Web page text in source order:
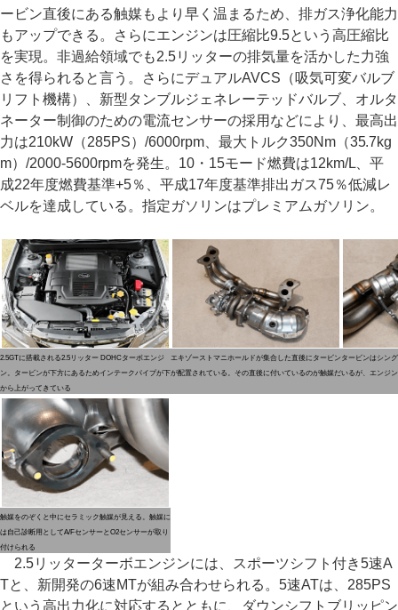
ービン直後にある触媒もより早く温まるため、排ガス浄化能力
もアップできる。さらにエンジンは圧縮比9.5という高圧縮比
を実現。非過給領域でも2.5リッターの排気量を活かした力強
さを得られると言う。さらにデュアルAVCS（吸気可変バルブ
リフト機構）、新型タンブルジェネレーテッドバルブ、オルタ
ネーター制御のための電流センサーの採用などにより、最高出
力は210kW（285PS）/6000rpm、最大トルク350Nm（35.7kg
m）/2000-5600rpmを発生。10・15モード燃費は12km/L、平
成22年度燃費基準+5％、平成17年度基準排出ガス75％低減レ
ベルを達成している。指定ガソリンはプレミアムガソリン。
2.5GTに搭載される2.5リッター DOHCターボエンジ
ン。タービンが下方にあるためインテークパイプが下
から上がってきている
エキゾーストマニホールドが集合した直後にタービン
が配置されている。その直後に付いているのが触媒だ
タービンはシン
いるが、エンジ
触媒をのぞくと中にセラミック触媒が見える。触媒に
は自己診断用としてA/FセンサーとO2センサーが取り
付けられる
2.5リッターターボエンジンには、スポーツシフト付き5速A
Tと、新開発の6速MTが組み合わせられる。5速ATは、285PS
という高出力化に対応するとともに、ダウンシフトブリッピン